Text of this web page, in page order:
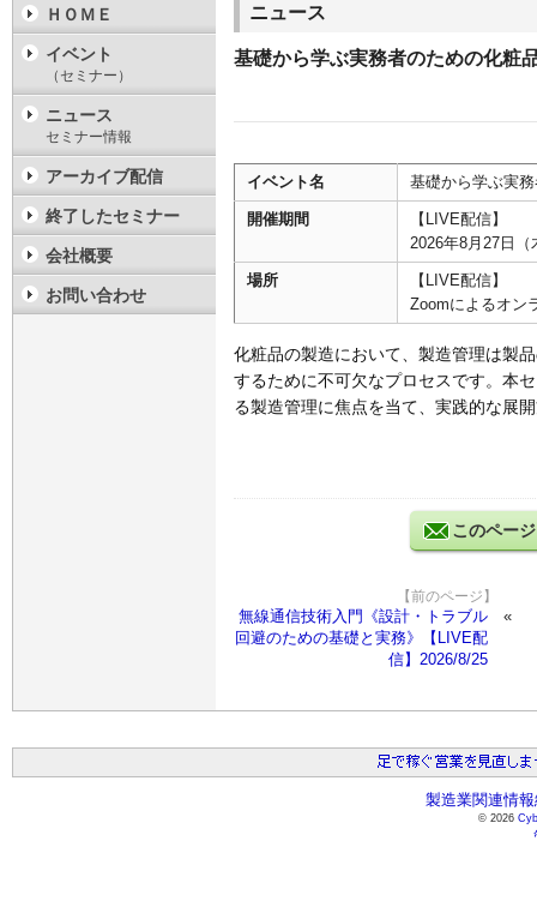
ニュース
基礎から学ぶ実務者のための化粧
イベント名 基礎から学ぶ実
開催期間
【LIVE配信】
2026年8月27日（
場所
【LIVE配信】
Zoomによるオン
化粧品の製造において、製造管理は製
するために不可欠なプロセスです。本
る製造管理に焦点を当て、実践的な展
このペー
【前のページ】
無線通信技術入門《設計・トラブル
回避のための基礎と実務》【LIVE配
信】2026/8/25
ＨＯＭＥ
イベント
（セミナー）
ニュース
セミナー情報
アーカイブ配信
終了したセミナー
会社概要
お問い合わせ
製造業関連情
© 2026